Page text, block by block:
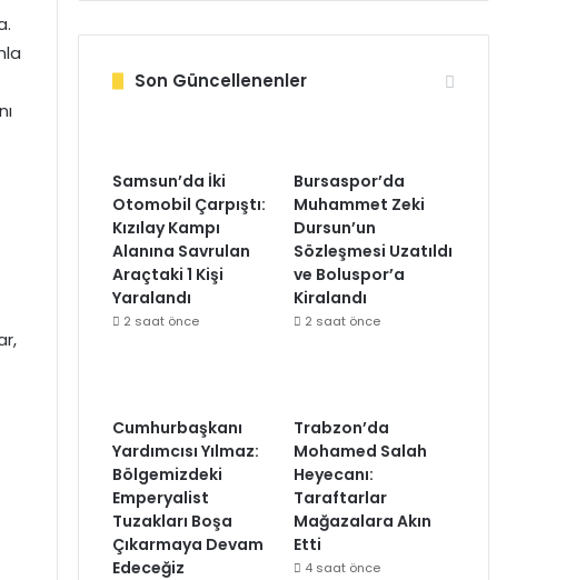
Son Güncellenenler
Samsun’da İki
Otomobil Çarpıştı:
Kızılay Kampı
Alanına Savrulan
Araçtaki 1 Kişi
Yaralandı
2 saat önce
Bursaspor’da
Muhammet Zeki
Dursun’un
Sözleşmesi Uzatıldı
ve Boluspor’a
Kiralandı
2 saat önce
Cumhurbaşkanı
Yardımcısı Yılmaz:
Bölgemizdeki
Emperyalist
Tuzakları Boşa
Çıkarmaya Devam
Edeceğiz
Trabzon’da
Mohamed Salah
Heyecanı:
Taraftarlar
Mağazalara Akın
Etti
4 saat önce